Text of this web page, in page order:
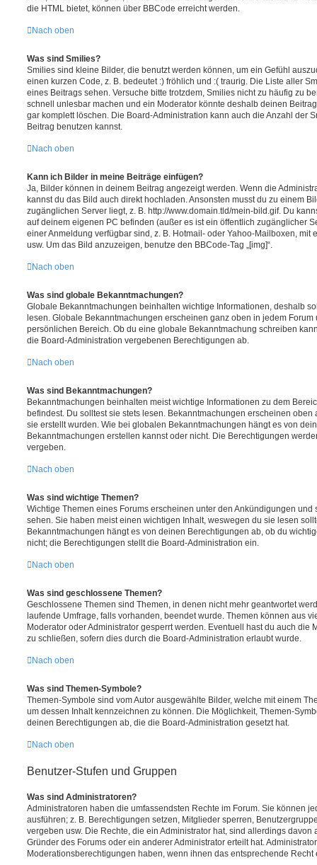
die HTML bietet, können über BBCode erreicht werden.
Nach oben
Was sind Smilies?
Smilies sind kleine Bilder, die benutzt werden können, um ein Gefühl
einen kurzen Code, z. B. bedeutet :) fröhlich und :( traurig. Die Liste aller
eines Beitrags sehen. Versuche bitte trotzdem, Smilies nicht zu häufig zu
schnell unlesbar machen und ein Moderator könnte deshalb deinen
gar komplett löschen. Die Board-Administration kann auch die Anzahl der
Beitrag benutzen kannst.
Nach oben
Kann ich Bilder in meine Beiträge einfügen?
Ja, Bilder können in deinem Beitrag angezeigt werden. Wenn die
kannst du das Bild auch direkt hochladen. Ansonsten musst du zu einem
zugänglichen Server liegt, z. B. http://www.domain.tld/mein-bild.gif. Du
auf deinem eigenen PC befinden (außer es ist ein öffentlich zugänglicher
einer Anmeldung verfügbar sind, z. B. Hotmail- oder Yahoo-Mailboxen, mit
usw. Um das Bild anzuzeigen, benutze den BBCode-Tag „[img]“.
Nach oben
Was sind globale Bekanntmachungen?
Globale Bekanntmachungen beinhalten wichtige Informationen, deshalb
lesen. Globale Bekanntmachungen erscheinen ganz oben in jedem
persönlichen Bereich. Ob du eine globale Bekanntmachung schreiben
die Board-Administration vergebenen Berechtigungen ab.
Nach oben
Was sind Bekanntmachungen?
Bekanntmachungen beinhalten meist wichtige Informationen zu dem
befindest. Du solltest sie stets lesen. Bekanntmachungen erscheinen oben
sie erstellt wurden. Wie bei globalen Bekanntmachungen hängt es von
Bekanntmachungen erstellen kannst oder nicht. Die Berechtigungen
vergeben.
Nach oben
Was sind wichtige Themen?
Wichtige Themen eines Forums erscheinen unter den Ankündigungen und
sehen. Sie haben meist einen wichtigen Inhalt, weswegen du sie lesen
Bekanntmachungen hängt es von deinen Berechtigungen ab, ob du
nicht; die Berechtigungen stellt die Board-Administration ein.
Nach oben
Was sind geschlossene Themen?
Geschlossene Themen sind Themen, in denen nicht mehr geantwortet
laufende Umfrage, falls vorhanden, beendet wurde. Themen können aus
Moderator oder Administrator gesperrt werden. Eventuell hast du auch die
zu schließen, sofern dies durch die Board-Administration erlaubt wurde.
Nach oben
Was sind Themen-Symbole?
Themen-Symbole sind vom Autor ausgewählte Bilder, welche mit einem
um dessen Inhalt kennzeichnen zu können. Die Möglichkeit, Themen-
deinen Berechtigungen ab, die die Board-Administration gesetzt hat.
Nach oben
Benutzer-Stufen und Gruppen
Was sind Administratoren?
Administratoren haben die umfassendsten Rechte im Forum. Sie können
ausführen; z. B. Berechtigungen setzen, Mitglieder sperren,
vergeben usw. Die Rechte, die ein Administrator hat, sind allerdings
Gründer des Forums oder ein anderer Administrator erteilt hat.
Moderationsberechtigungen haben, wenn ihnen das entsprechende Recht